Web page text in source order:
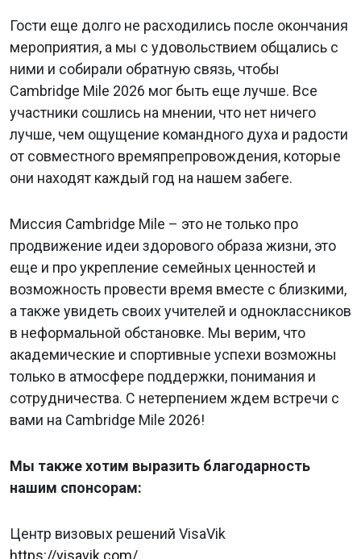
Гости еще долго не расходились после окончания
мероприятия, а мы с удовольствием общались с
ними и собирали обратную связь, чтобы
Cambridge Mile 2026 мог быть еще лучше. Все
участники сошлись на мнении, что нет ничего
лучше, чем ощущение командного духа и радости
от совместного времяпрепровождения, которые
они находят каждый год на нашем забеге.
Миссия Cambridge Mile – это не только про
продвижение идеи здорового образа жизни, это
еще и про укрепление семейных ценностей и
возможность провести время вместе с близкими,
а также увидеть своих учителей и одноклассников
в неформальной обстановке. Мы верим, что
академические и спортивные успехи возможны
только в атмосфере поддержки, понимания и
сотрудничества. С нетерпением ждем встречи с
вами на Cambridge Mile 2026!
Мы также хотим выразить благодарность
нашим спонсорам:
Центр визовых решений VisaVik
https://visavik.com/
Previous